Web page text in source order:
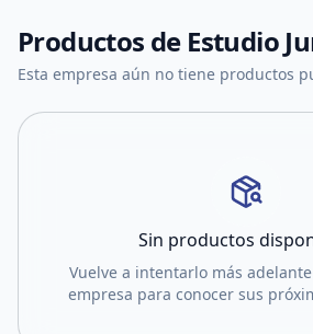
Productos de Estudio
Esta empresa aún no tiene productos
Sin productos
Vuelve a intentarlo más
empresa para conocer sus